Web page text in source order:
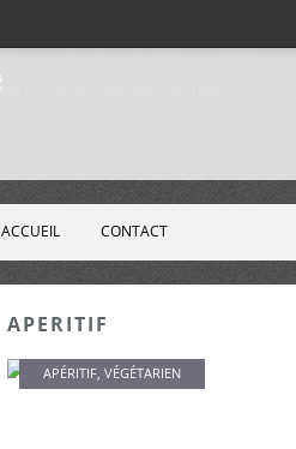
ACCUEIL CONTACT
APERITIF
APÉRITIF, VÉGÉTARIEN